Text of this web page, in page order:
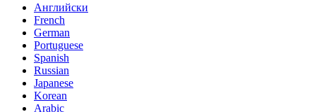
Английски
French
German
Portuguese
Spanish
Russian
Japanese
Korean
Arabic